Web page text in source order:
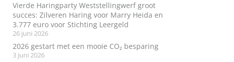
Vierde Haringparty Weststellingwerf groot
succes: Zilveren Haring voor Marry Heida en
3.777 euro voor Stichting Leergeld
26 juni 2026
2026 gestart met een mooie CO₂ besparing
3 juni 2026